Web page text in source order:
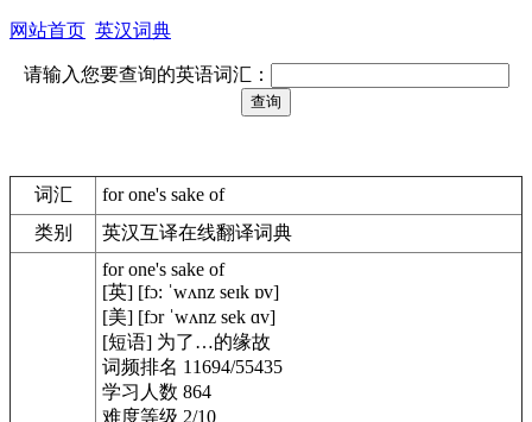
网站首页 英汉词典
请输入您要查询的英语词汇：
词汇
for one's sake of
类别
英汉互译在线翻译词典
for one's sake of
[英] [fɔ: ˈwʌnz seɪk ɒv]
[美] [fɔr ˈwʌnz sek ɑv]
[短语] 为了…的缘故
词频排名 11694/55435
学习人数 864
难度等级 2/10